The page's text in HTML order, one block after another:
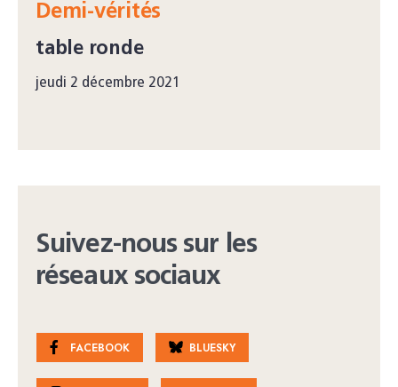
Demi-vérités
table ronde
jeudi 2 décembre 2021
Suivez-nous sur les
réseaux sociaux
FACEBOOK BLUESKY